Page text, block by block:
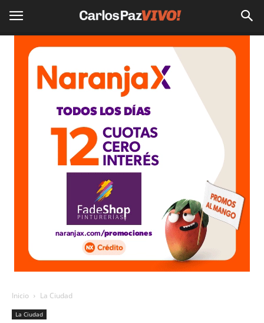
Inicio La Ciudad
La Ciudad